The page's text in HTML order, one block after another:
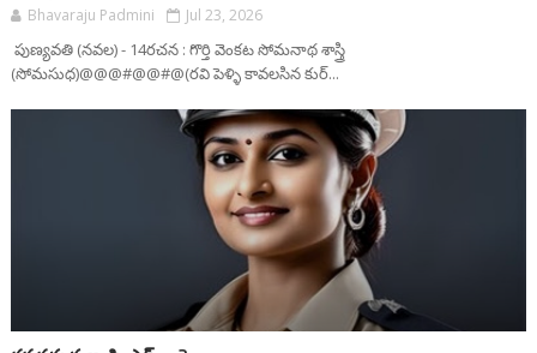
Bhavaraju Padmini Jul 23, 2026
పుణ్యవతి (నవల) - 14రచన : గొర్తి వెంకట సోమనాథ శాస్త్రి
(సోమసుధ)@@@#@@#@(రవి పెళ్ళి కావలసిన కుర్...